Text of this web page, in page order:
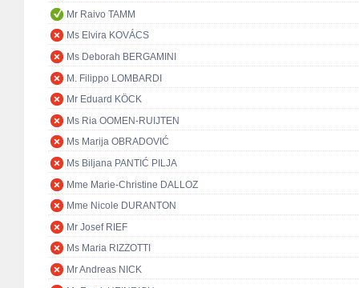
Mr Raivo TAMM
Ms Elvira KOVÁCS
Ms Deborah BERGAMINI
M. Filippo LOMBARDI
Mr Eduard KÖCK
Ms Ria OOMEN-RUIJTEN
Ms Marija OBRADOVIĆ
Ms Biljana PANTIĆ PILJA
Mme Marie-Christine DALLOZ
Mme Nicole DURANTON
Mr Josef RIEF
Ms Maria RIZZOTTI
Mr Andreas NICK